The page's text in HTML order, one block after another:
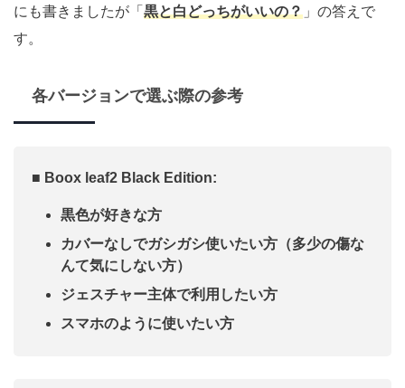
にも書きましたが「 黒と白どっちがいいの？ 」の答えで
す。
各バージョンで選ぶ際の参考
■ Boox leaf2 Black Edition:
黒色が好きな方
カバーなしでガシガシ使いたい方（多少の傷な
んて気にしない方）
ジェスチャー主体で利用したい方
スマホのように使いたい方